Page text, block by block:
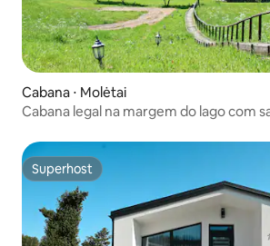
Cabana ⋅ Molėtai
Cabana legal na margem do lago com
Superhost
Superhost